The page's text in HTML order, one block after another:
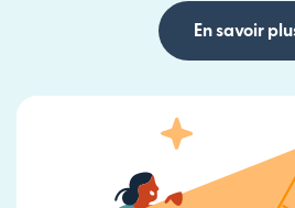
En savoir